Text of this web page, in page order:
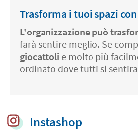
Trasforma i tuoi spazi
L'organizzazione può
farà sentire meglio. Se
giocattoli e molto più
ordinato dove tutti si
Instashop